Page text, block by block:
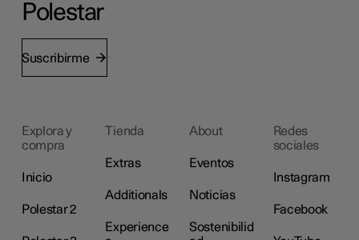
Polestar
Suscribirme
Explora y
compra
Inicio
Polestar 2
Tienda
Extras
Additionals
Experience
About
Eventos
Noticias
Sostenibilid
Redes
sociales
Instagram
Facebook